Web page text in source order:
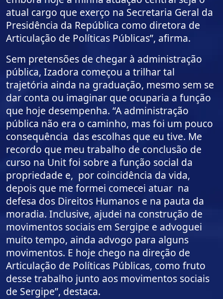
atual cargo que exerço na Secretaria Geral da
Presidência da República como diretora de
Articulação de Políticas Públicas”, afirma.
Sem pretensões de chegar à administração
pública, Izadora começou a trilhar tal
trajetória ainda na graduação, mesmo sem se
dar conta ou imaginar que ocuparia a função
que hoje desempenha. “A administração
pública não era o caminho, mas foi um pouco
consequência das escolhas que eu tive. Me
recordo que meu trabalho de conclusão de
curso na Unit foi sobre a função social da
propriedade e, por coincidência da vida,
depois que me formei comecei atuar na
defesa dos Direitos Humanos e na pauta da
moradia. Inclusive, ajudei na construção de
movimentos sociais em Sergipe e advoguei
muito tempo, ainda advogo para alguns
movimentos. E hoje chego na direção de
Articulação de Políticas Públicas, como fruto
desse trabalho junto aos movimentos sociais
de Sergipe”, destaca.